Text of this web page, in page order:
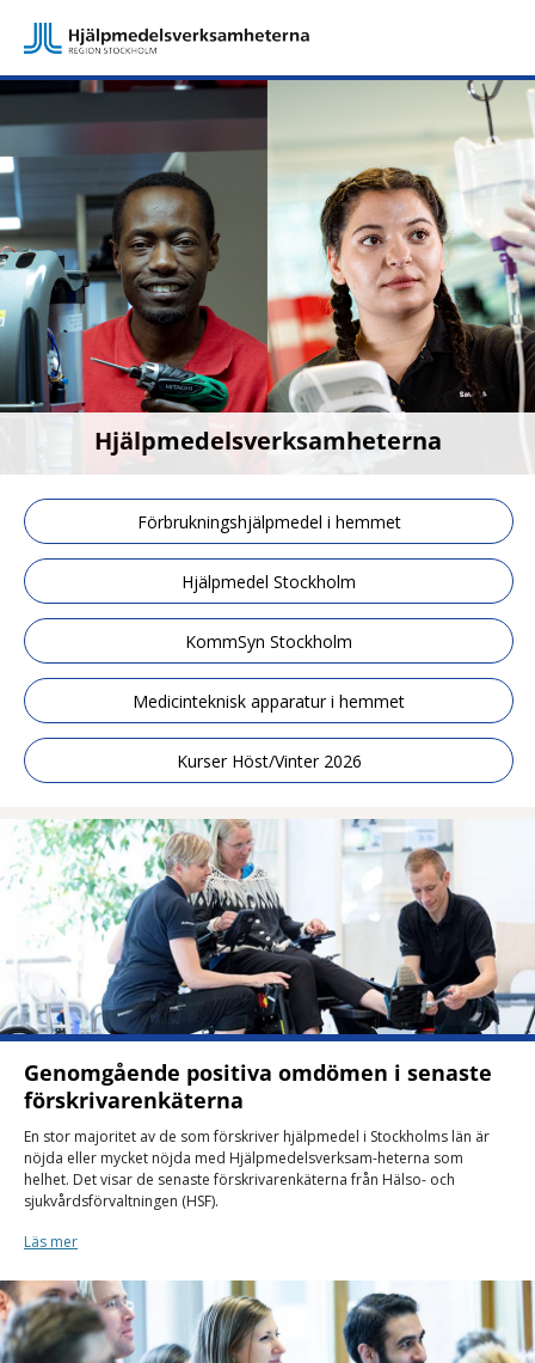
Hjälpmedelsverksamheterna
Förbrukningshjälpmedel i hemmet
Hjälpmedel Stockholm
KommSyn Stockholm
Medicinteknisk apparatur i hemmet
Kurser Höst/Vinter 2026
Genomgående positiva omdömen i senaste
förskrivarenkäterna
En stor majoritet av de som förskriver hjälpmedel i Stockholms län är
nöjda eller mycket nöjda med Hjälpmedelsverksam-heterna som
helhet. Det visar de senaste förskrivarenkäterna från Hälso- och
sjukvårdsförvaltningen (HSF).
Läs mer